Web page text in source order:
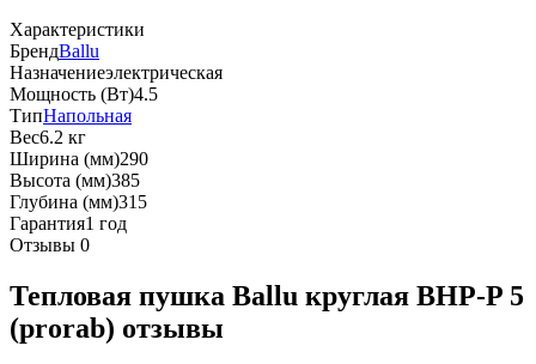
Характеристики
БрендBallu
Назначениеэлектрическая
Мощность (Вт)4.5
ТипНапольная
Вес6.2 кг
Ширина (мм)290
Высота (мм)385
Глубина (мм)315
Гарантия1 год
Отзывы 0
Тепловая пушка Ballu круглая BHP-P 5
(prorab) отзывы